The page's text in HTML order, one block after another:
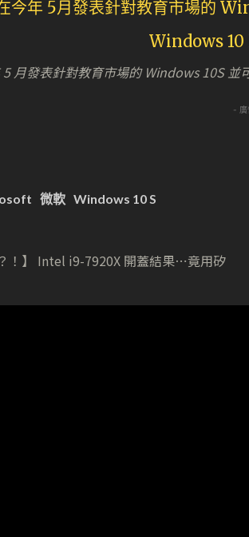
5 月發表針對教育市場的 Windows 10S 並
- 廣
微軟 Windows 10 S
！】 Intel i9-7920X 開蓋結果⋯竟用矽